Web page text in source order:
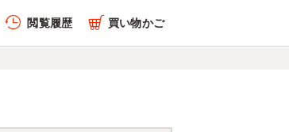
閲覧履歴 買い物かご